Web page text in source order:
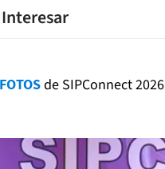
de SIPConnect 2026